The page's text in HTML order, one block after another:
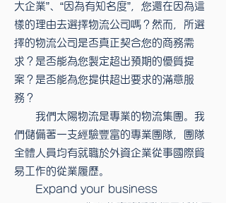
大企業”、“因為有知名度”，您還在因為這
樣的理由去選擇物流公司嗎？然而，所選
擇的物流公司是否真正契合您的商務需
求？是否能為您製定超出預期的優質提
案？是否能為您提供超出要求的滿意服
務？
我們太陽物流是專業的物流集團。我
們儲備著一支經驗豐富的專業團隊，團隊
全體人員均有就職於外資企業從事國際貿
易工作的從業履歷。
Expand your business